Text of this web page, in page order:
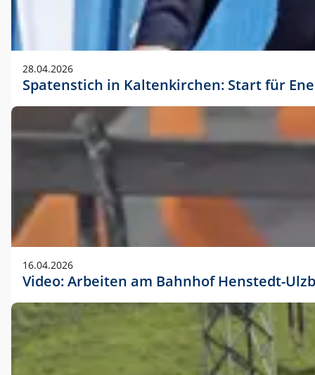
28.04.2026
Spatenstich in Kaltenkirchen: Start für
16.04.2026
Video: Arbeiten am Bahnhof Henstedt-